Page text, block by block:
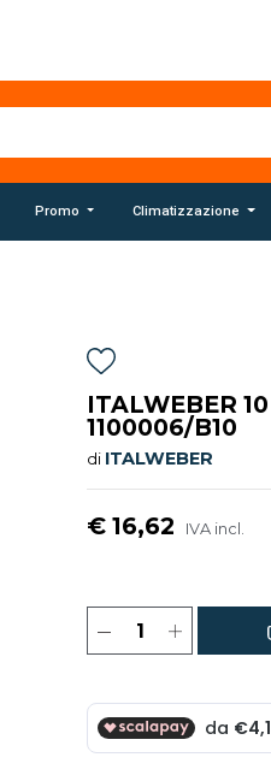
Promo Climatizzazione
ITALWEBER
1100006/B10
di ITALWEBER
€ 16,62 IVA incl.